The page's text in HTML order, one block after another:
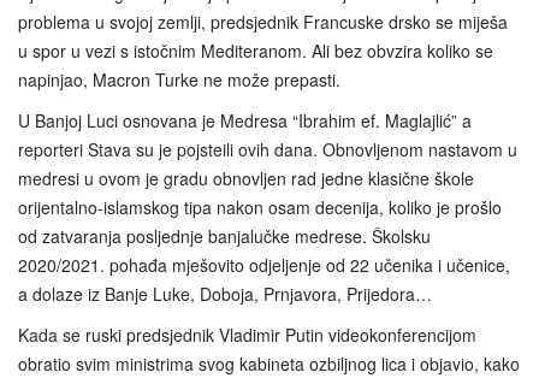
problema u svojoj zemlji, predsjednik Francuske drsko se miješa
u spor u vezi s istočnim Mediteranom. Ali bez obvzira koliko se
napinjao, Macron Turke ne može prepasti.
U Banjoj Luci osnovana je Medresa “Ibrahim ef. Maglajlić” a
reporteri Stava su je pojsteili ovih dana. Obnovljenom nastavom u
medresi u ovom je gradu obnovljen rad jedne klasične škole
orijentalno-islamskog tipa nakon osam decenija, koliko je prošlo
od zatvaranja posljednje banjalučke medrese. Školsku
2020/2021. pohađa mješovito odjeljenje od 22 učenika i učenice,
a dolaze iz Banje Luke, Doboja, Prnjavora, Prijedora…
Kada se ruski predsjednik Vladimir Putin videokonferencijom
obratio svim ministrima svog kabineta ozbiljnog lica i objavio, kako